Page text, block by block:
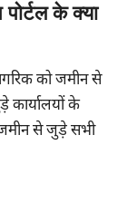
के क्या
को जमीन से
कार्यालयों के
से जुड़े सभी